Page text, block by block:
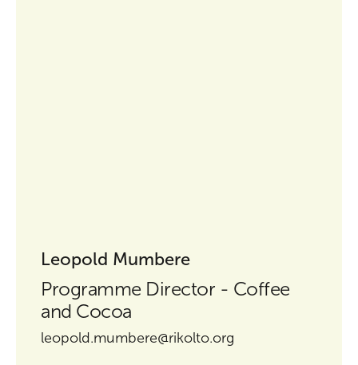
Leopold Mumbere
Programme Director - Coffee
and Cocoa
leopold.mumbere@rikolto.org